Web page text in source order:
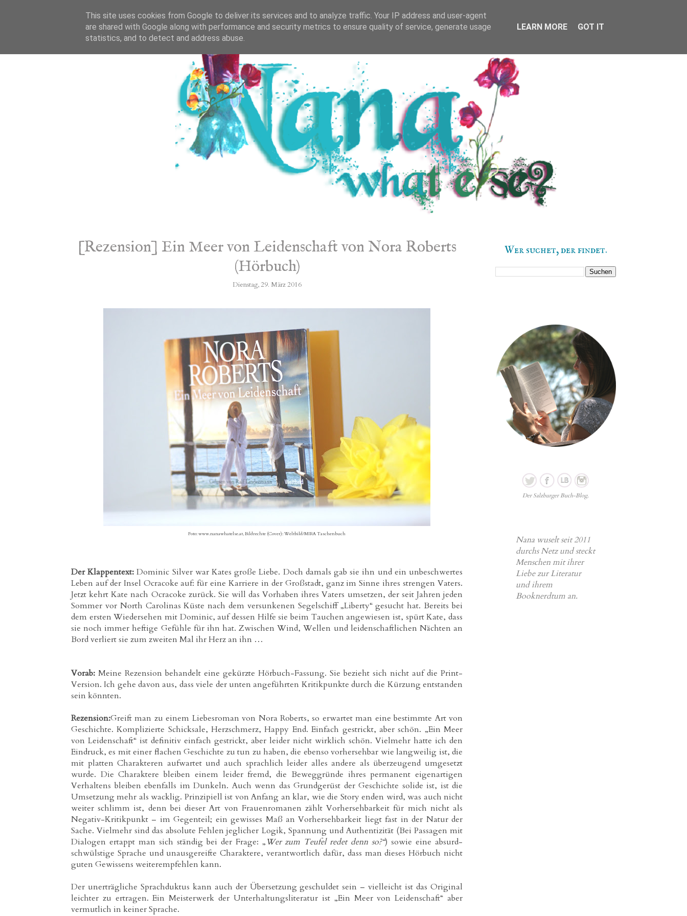
[Rezension] Ein Meer von Leidenschaft von Nora Roberts
(Hörbuch)
Dienstag, 29. März 2016
Foto: www.nanawhatelse.at, Bildrechte (Cover): Weltbild/MIRA Taschenbuch
Der Klappentext:Dominic Silver war Kates große Liebe. Doch damals gab sie ihn und ein unbeschwertes
Leben auf der Insel Ocracoke auf: für eine Karriere in der Großstadt, ganz im Sinne ihres strengen Vaters.
Jetzt kehrt Kate nach Ocracoke zurück. Sie will das Vorhaben ihres Vaters umsetzen, der seit Jahren jeden
Sommer vor North Carolinas Küste nach dem versunkenen Segelschiff „Liberty“ gesucht hat. Bereits bei
dem ersten Wiedersehen mit Dominic, auf dessen Hilfe sie beim Tauchen angewiesen ist, spürt Kate, dass
sie noch immer heftige Gefühle für ihn hat. Zwischen Wind, Wellen und leidenschaftlichen Nächten an
Bord verliert sie zum zweiten Mal ihr Herz an ihn …
Vorab: Meine Rezension behandelt eine gekürzte Hörbuch-Fassung. Sie bezieht sich nicht auf die Print-
Version. Ich gehe davon aus, dass viele der unten angeführten Kritikpunkte durch die Kürzung entstanden
sein könnten.
Rezension:Greift man zu einem Liebesroman von Nora Roberts, so erwartet man eine bestimmte Art von
Geschichte. Komplizierte Schicksale, Herzschmerz, Happy End. Einfach gestrickt, aber schön. „Ein Meer
von Leidenschaft“ ist definitiv einfach gestrickt, aber leider nicht wirklich schön. Vielmehr hatte ich den
Eindruck, es mit einer flachen Geschichte zu tun zu haben, die ebenso vorhersehbar wie langweilig ist, die
mit platten Charakteren aufwartet und auch sprachlich leider alles andere als überzeugend umgesetzt
wurde. Die Charaktere bleiben einem leider fremd, die Beweggründe ihres permanent eigenartigen
Verhaltens bleiben ebenfalls im Dunkeln. Auch wenn das Grundgerüst der Geschichte solide ist, ist die
Umsetzung mehr als wacklig. Prinzipiell ist von Anfang an klar, wie die Story enden wird, was auch nicht
weiter schlimm ist, denn bei dieser Art von Frauenromanen zählt Vorhersehbarkeit für mich nicht als
Negativ-Kritikpunkt – im Gegenteil; ein gewisses Maß an Vorhersehbarkeit liegt fast in der Natur der
Sache. Vielmehr sind das absolute Fehlen jeglicher Logik, Spannung und Authentizität (Bei Passagen mit
Dialogen ertappt man sich ständig bei der Frage: „Wer zum Teufel redet denn so?“) sowie eine absurd-
schwülstige Sprache und unausgereifte Charaktere, verantwortlich dafür, dass man dieses Hörbuch nicht
guten Gewissens weiterempfehlen kann.
Der unerträgliche Sprachduktus kann auch der Übersetzung geschuldet sein – vielleicht ist das Original
leichter zu ertragen. Ein Meisterwerk der Unterhaltungsliteratur ist „Ein Meer von Leidenschaft“ aber
vermutlich in keiner Sprache.
Wer suchet, der findet.
Der Salzburger Buch-Blog.
Nana wuselt seit 2011
durchs Netz und steckt
Menschen mit ihrer
Liebe zur Literatur
und ihrem
Booknerdtum an.
This site uses cookies from Google to deliver its services and to analyze traffic. Your IP address and user-agent
are shared with Google along with performance and security metrics to ensure quality of service, generate usage
statistics, and to detect and address abuse.
LEARN MORE GOT IT